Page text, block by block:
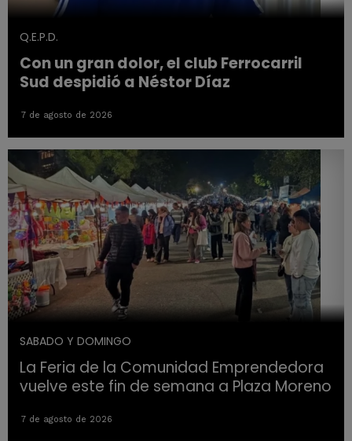
Q.E.P.D.
Con un gran dolor, el club Ferrocarril
Sud despidió a Néstor Díaz
7 de agosto de 2026
SABADO Y DOMINGO
La Feria de la Comunidad Emprendedora
vuelve este fin de semana a Plaza Moreno
7 de agosto de 2026